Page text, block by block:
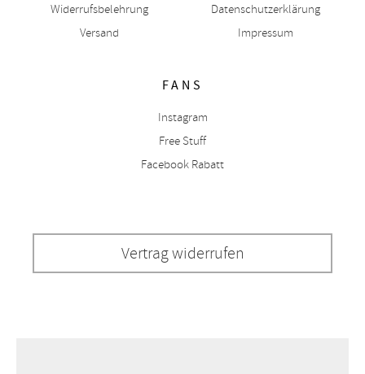
Widerrufsbelehrung
Versand
Datenschutzerklärung
Impressum
FANS
Instagram
Free Stuff
Facebook Rabatt
Vertrag widerrufen